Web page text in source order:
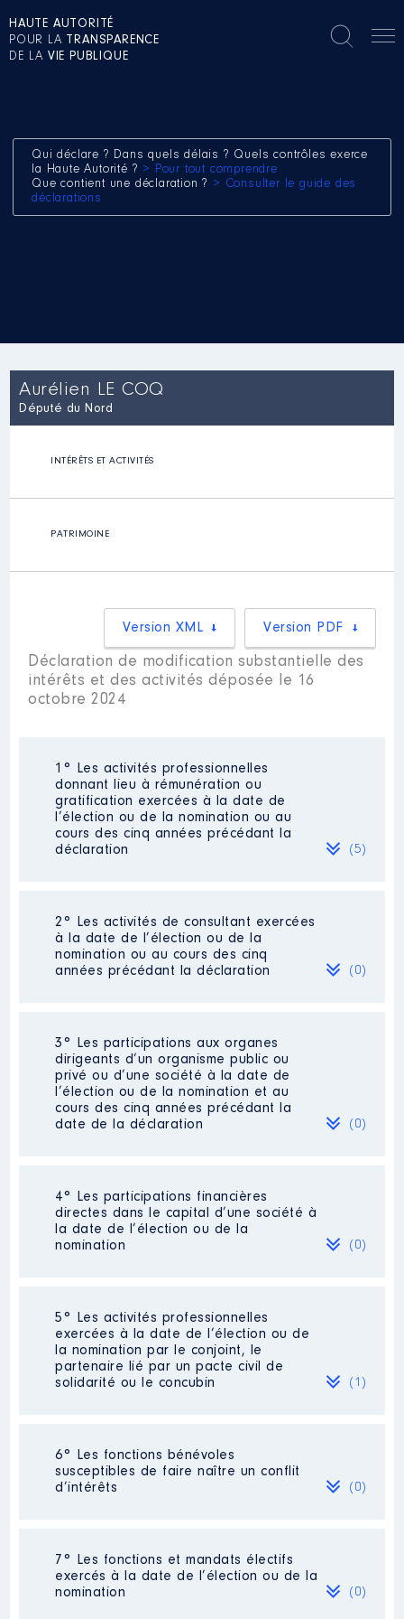
HAUTE AUTORITÉ
POUR LA TRANSPARENCE
DE LA VIE PUBLIQUE
Qui déclare ? Dans quels délais ? Quels contrôles exerce
la Haute Autorité ? > Pour tout comprendre
Que contient une déclaration ? > Consulter le guide des
déclarations
Aurélien LE COQ
Député du Nord
INTÉRÊTS ET ACTIVITÉS
PATRIMOINE
Version PDF
Version XML
Déclaration de modification substantielle des
intérêts et des activités déposée le 16
octobre 2024
1° Les activités professionnelles
donnant lieu à rémunération ou
gratification exercées à la date de
l’élection ou de la nomination ou au
cours des cinq années précédant la
déclaration
(5)
Description
: La France
Insoumise. Coordination des
groupes d action mise en place
des campagnes préparation et
Employeur: La France insoumise
│ De : 05/2022 à 07/2024
Rémunération ou gratification
2022 18 580 €
Net
2023
29 218 €
Net
2024
20 385 € Net
Description : chargé de mission
:
2022
8 526 € Net
2° Les activités de consultant exercées
à la date de l’élection ou de la
nomination ou au cours des cinq
années précédant la déclaration
(0)
Néant
3° Les participations aux organes
dirigeants d’un organisme public ou
privé ou d’une société à la date de
l’élection ou de la nomination et au
cours des cinq années précédant la
date de la déclaration
(0)
Néant
4° Les participations financières
directes dans le capital d’une société à
la date de l’élection ou de la
nomination
(0)
Néant
5° Les activités professionnelles
exercées à la date de l’élection ou de
la nomination par le conjoint, le
partenaire lié par un pacte civil de
solidarité ou le concubin
(1)
Activité professionnelle
élève du travail
Employeur
6° Les fonctions bénévoles
susceptibles de faire naître un conflit
d’intérêts
(0)
Néant
7° Les fonctions et mandats électifs
exercés à la date de l’élection ou de la
nomination
(0)